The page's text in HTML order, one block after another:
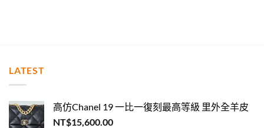
LATEST
高仿Chanel 19 一比一復刻最高等級 里外全羊皮
NT$15,600.00